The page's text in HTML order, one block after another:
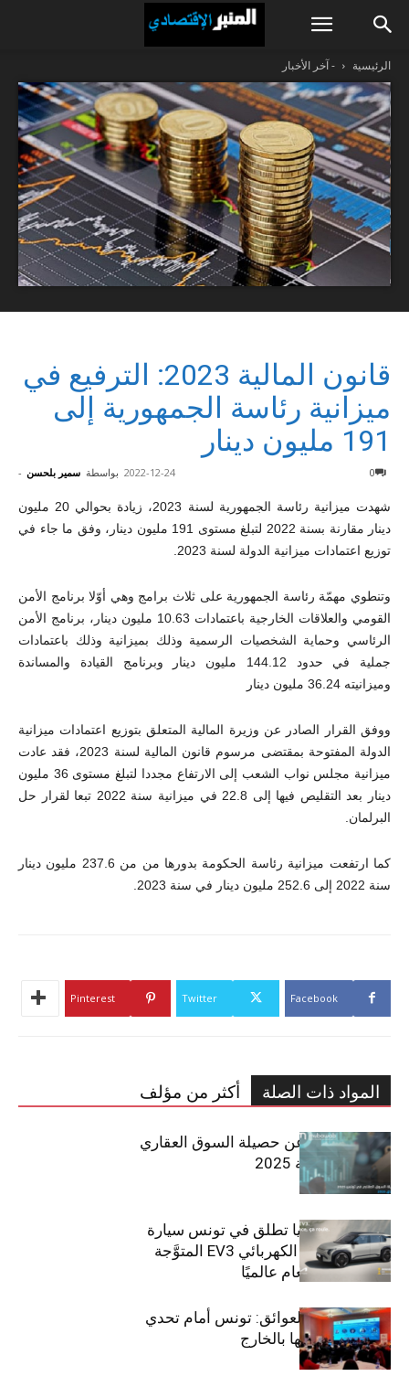
الرئيسية - آخر الأخبار
قانون المالية 2023: الترفيع في
ميزانية رئاسة الجمهورية إلى
191 مليون دينار
بواسطة سمير بلحسن - 2022-12-24 0
شهدت ميزانية رئاسة الجمهورية لسنة 2023، زيادة بحوالي 20 مليون
دينار مقارنة بسنة 2022 لتبلغ مستوى 191 مليون دينار، وفق ما جاء في
توزيع اعتمادات ميزانية الدولة لسنة 2023.
وتنطوي مهمّة رئاسة الجمهورية على ثلاث برامج وهي أوّلا برنامج الأمن
القومي والعلاقات الخارجية باعتمادات 10.63 مليون دينار، برنامج الأمن
الرئاسي وحماية الشخصيات الرسمية وذلك بميزانية وذلك باعتمادات
جملية في حدود 144.12 مليون دينار وبرنامج القيادة والمساندة
وميزانيته 36.24 مليون دينار
ووفق القرار الصادر عن وزيرة المالية المتعلق بتوزيع اعتمادات ميزانية
الدولة المفتوحة بمقتضى مرسوم قانون المالية لسنة 2023، فقد عادت
ميزانية مجلس نواب الشعب إلى الارتفاع مجددا لتبلغ مستوى 36 مليون
دينار بعد التقليص فيها إلى 22.8 في ميزانية سنة 2022 تبعا لقرار حل
البرلمان.
كما ارتفعت ميزانية رئاسة الحكومة بدورها من من 237.6 مليون دينار
سنة 2022 إلى 252.6 مليون دينار في سنة 2023.
Facebook
Twitter
Pinterest
المواد ذات الصلة أكثر من مؤلف
مبوب تكشف عن حصيلة السوق العقاري
في تونس لسنة 2025
سيتي كارز – كيا تطلق في تونس سيارة
الـدفع الرباعي الكهربائي EV3 المتوَّجة
بلقب سيارة العام عالميًا
بين الطموح والعوائق: تونس أمام تحدي
استعادة كفاءاتها بالخارج